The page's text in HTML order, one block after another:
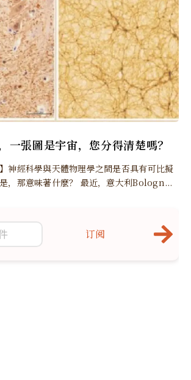
一張圖是宇宙，您分得清楚嗎？
神經科學與天體物理學之間是否具有可比擬
，那意味著什麼？ 最近，意大利Bologn...
订阅